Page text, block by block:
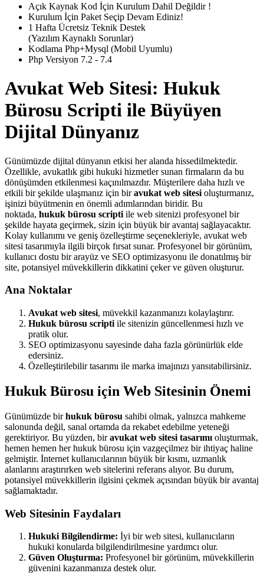
Açık Kaynak Kod İçin Kurulum Dahil Değildir !
Kurulum İçin Paket Seçip Devam Ediniz!
1 Hafta Ücretsiz Teknik Destek
(Yazılım Kaynaklı Sorunlar)
Kodlama Php+Mysql (Mobil Uyumlu)
Php Versiyon 7.2 - 7.4
Avukat Web Sitesi: Hukuk
Bürosu Scripti ile Büyüyen
Dijital Dünyanız
Günümüzde dijital dünyanın etkisi her alanda hissedilmektedir.
Özellikle, avukatlık gibi hukuki hizmetler sunan firmaların da bu
dönüşümden etkilenmesi kaçınılmazdır. Müşterilere daha hızlı ve
etkili bir şekilde ulaşmanız için biravukat web sitesi oluşturmanız,
işinizi büyütmenin en önemli adımlarından biridir. Bu
noktada, hukuk bürosu scripti ile web sitenizi profesyonel bir
şekilde hayata geçirmek, sizin için büyük bir avantaj sağlayacaktır.
Kolay kullanımı ve geniş özelleştirme seçenekleriyle, avukat web
sitesi tasarımıyla ilgili birçok fırsat sunar. Profesyonel bir görünüm,
kullanıcı dostu bir arayüz ve SEO optimizasyonu ile donatılmış bir
site, potansiyel müvekkillerin dikkatini çeker ve güven oluşturur.
Ana Noktalar
Avukat web sitesi, müvekkil kazanmanızı kolaylaştırır.
Hukuk bürosu scripti ile sitenizin güncellenmesi hızlı ve
pratik olur.
SEO optimizasyonu sayesinde daha fazla görünürlük elde
edersiniz.
Özelleştirilebilir tasarımı ile marka imajınızı yansıtabilirsiniz.
Hukuk Bürosu için Web Sitesinin Önemi
Günümüzde birhukuk bürosu sahibi olmak, yalnızca mahkeme
salonunda değil, sanal ortamda da rekabet edebilme yeteneği
gerektiriyor. Bu yüzden, biravukat web sitesi tasarımı oluşturmak,
hemen hemen her hukuk bürosu için vazgeçilmez bir ihtiyaç haline
gelmiştir. İnternet kullanıcılarının büyük bir kısmı, uzmanlık
alanlarını araştırırken web sitelerini referans alıyor. Bu durum,
potansiyel müvekkillerin ilgisini çekmek açısından büyük bir avantaj
sağlamaktadır.
Web Sitesinin Faydaları
Hukuki Bilgilendirme: İyi bir web sitesi, kullanıcıların
hukuki konularda bilgilendirilmesine yardımcı olur.
Güven Oluşturma: Profesyonel bir görünüm, müvekkillerin
güvenini kazanmanıza destek olur.